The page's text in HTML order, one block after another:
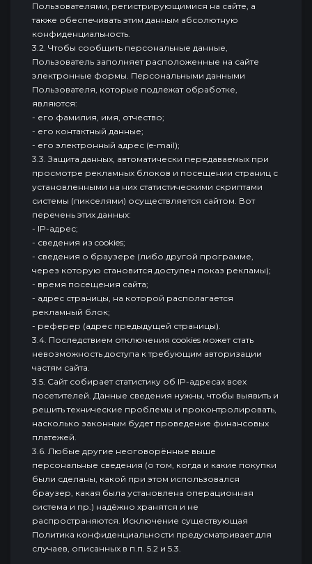
Пользователями, регистрирующимися на сайте, а
также обеспечивать этим данным абсолютную
конфиденциальность.
3.2. Чтобы сообщить персональные данные,
Пользователь заполняет расположенные на сайте
электронные формы. Персональными данными
Пользователя, которые подлежат обработке,
являются:
- его фамилия, имя, отчество;
- его контактный данные;
- его электронный адрес (e-mail);
3.3. Защита данных, автоматически передаваемых при
просмотре рекламных блоков и посещении страниц с
установленными на них статистическими скриптами
системы (пикселями) осуществляется сайтом. Вот
перечень этих данных:
- IP-адрес;
- сведения из cookies;
- сведения о браузере (либо другой программе,
через которую становится доступен показ рекламы);
- время посещения сайта;
- адрес страницы, на которой располагается
рекламный блок;
- реферер (адрес предыдущей страницы).
3.4. Последствием отключения cookies может стать
невозможность доступа к требующим авторизации
частям сайта.
3.5. Cайт собирает статистику об IP-адресах всех
посетителей. Данные сведения нужны, чтобы выявить и
решить технические проблемы и проконтролировать,
насколько законным будет проведение финансовых
платежей.
3.6. Любые другие неоговорённые выше
персональные сведения (о том, когда и какие покупки
были сделаны, какой при этом использовался
браузер, какая была установлена операционная
система и пр.) надёжно хранятся и не
распространяются. Исключение существующая
Политика конфиденциальности предусматривает для
случаев, описанных в п.п. 5.2 и 5.3.